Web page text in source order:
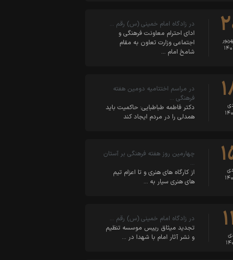
در زادگاه امام خمینی (س) رقم …
ادای احترام معاونت فرهنگی و
اجتماعی وزارت تعاون به مقام
شامخ امام …
در مراسم اختتامیه دومین هفته
فرهنگی …
دکتر فاطمه طباطبایی: حاکمیت باید
همدلی را در مردم ایجاد کند
دی
چهارمین روز هفته فرهنگی بر آستان
…
از کارگاه های هنری و تا اعزام تیم
های هنری سیار به …
در زادگاه امام خمینی (س) رقم …
تجدید میثاق رییس موسسه تنظیم
و نشر آثار امام با شهدا در …